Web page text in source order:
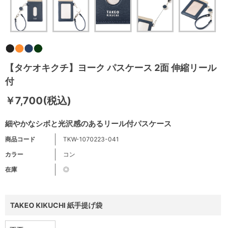
【タケオキクチ】ヨーク パスケース 2面 伸縮リール
付
細やかなシボと光沢感のあるリール付パスケース
￥7,700(税込)
商品コード
TKW-1070223-041
カラー
コン
在庫
◎
TAKEO KIKUCHI 紙手提げ袋